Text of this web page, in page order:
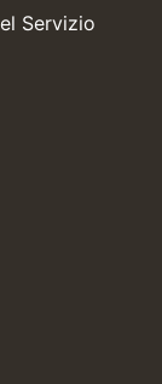
Servizio